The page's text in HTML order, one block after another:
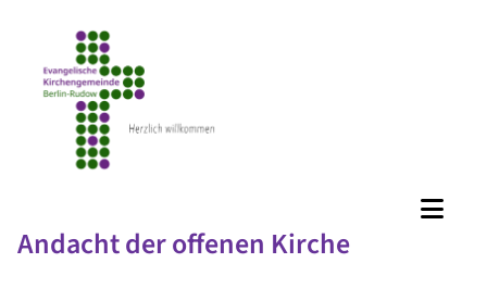
Andacht der offenen Kirche